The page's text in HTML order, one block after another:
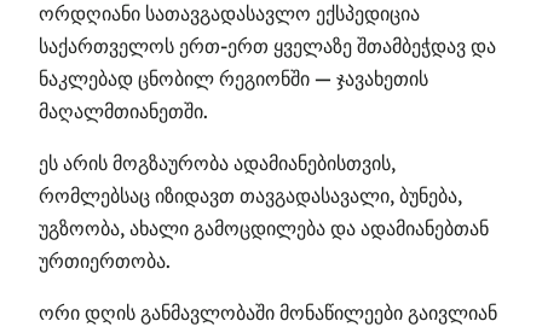
ორდღიანი სათავგადასავლო ექსპედიცია
საქართველოს ერთ-ერთ ყველაზე შთამბეჭდავ და
ნაკლებად ცნობილ რეგიონში — ჯავახეთის
მაღალმთიანეთში.
ეს არის მოგზაურობა ადამიანებისთვის,
რომლებსაც იზიდავთ თავგადასავალი, ბუნება,
უგზოობა, ახალი გამოცდილება და ადამიანებთან
ურთიერთობა.
ორი დღის განმავლობაში მონაწილეები გაივლიან